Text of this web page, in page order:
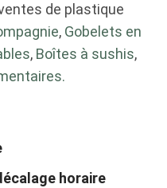
de plastique
, Gobelets en
, Boîtes à sushis,
horaire